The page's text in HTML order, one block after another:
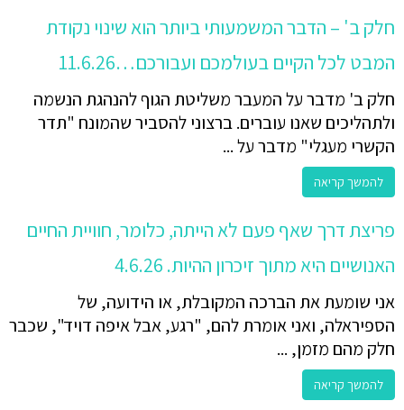
חלק ב' – הדבר המשמעותי ביותר הוא שינוי נקודת
המבט לכל הקיים בעולמכם ועבורכם…11.6.26
חלק ב' מדבר על המעבר משליטת הגוף להנהגת הנשמה
ולתהליכים שאנו עוברים. ברצוני להסביר שהמונח "תדר
הקשרי מעגלי" מדבר על ...
להמשך קריאה
פריצת דרך שאף פעם לא הייתה, כלומר, חוויית החיים
האנושיים היא מתוך זיכרון ההיות. 4.6.26
אני שומעת את הברכה המקובלת, או הידועה, של
הספיראלה, ואני אומרת להם, "רגע, אבל איפה דויד", שכבר
חלק מהם מזמן, ...
להמשך קריאה